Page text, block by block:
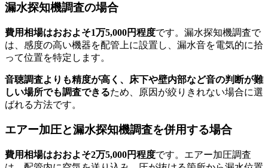
漏水探知機調査の場合
費用相場はおおよそ1万5,000円程度です。漏水探知機調査で
は、感度の高い機器を配管上に設置し、漏水音を電気的に拾
って位置を特定します。
音聴調査よりも精度が高く、床下や壁内部など音の判断が難
しい場所でも調査できるため、原因が絞りきれない場合に選
ばれる方法です。
エアー加圧と漏水探知機調査を併用する場合
費用相場はおおよそ2万5,000円程度です。エアー加圧調査